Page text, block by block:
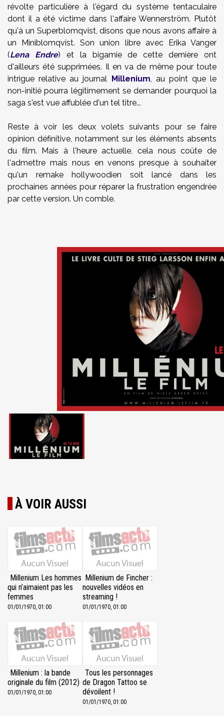
révolte particulière à l'égard du système tentaculaire
dont il a été victime dans l'affaire Wennerström. Plutôt
qu'à un Superblomqvist, disons que nous avons affaire à
un Miniblomqvist. Son union libre avec Erika Vanger
(Lena Endre) et la bigamie de cette dernière ont
d'ailleurs été supprimées. Il en va de même pour toute
intrigue relative au journal Millenium, au point que le
non-initié pourra légitimement se demander pourquoi la
saga s'est vue affublée d'un tel titre...
Reste à voir les deux volets suivants pour se faire
opinion définitive, notamment sur les éléments absents
du film. Mais à l'heure actuelle, cela nous coûte de
l'admettre mais nous en venons presque à souhaiter
qu'un remake hollywoodien soit lancé dans les
prochaines années pour réparer la frustration engendrée
par cette version. Un comble.
À VOIR AUSSI
Millenium Les hommes
qui n’aimaient pas les
femmes
01/01/1970, 01:00
Millenium de Fincher :
nouvelles vidéos en
streaming !
01/01/1970, 01:00
Millenium : la bande
originale du film (2012)
01/01/1970, 01:00
Tous les personnages
de Dragon Tattoo se
dévoilent !
01/01/1970, 01:00